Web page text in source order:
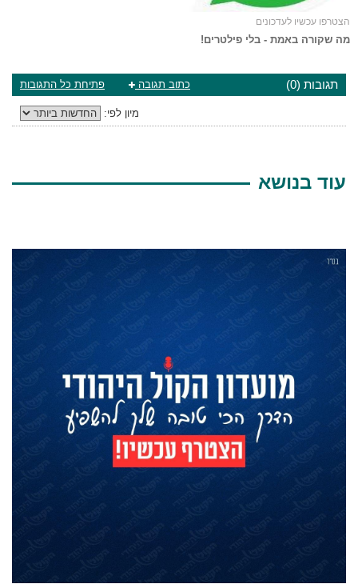
הצטרפו עכשיו לעדכונים
מה שקורה באמת - בלי פילטרים!
תגובות (0) פתיחת כל התגובות כתוב תגובה
מיון לפי:
עוד בנושא